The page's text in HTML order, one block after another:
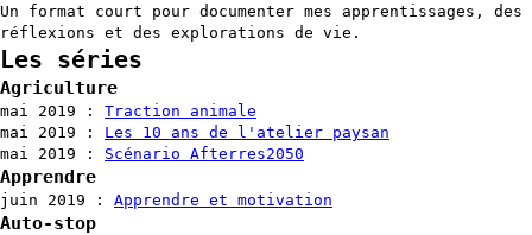
Un format court pour documenter mes apprentissages, des
réflexions et des explorations de vie.
Les séries
Agriculture
mai 2019 :
Traction animale
mai 2019
:
Les 10 ans de l'atelier paysan
mai 2019
: Scénario Afterres2050
Apprendre
juin 2019 : Apprendre et motivation
Auto-stop